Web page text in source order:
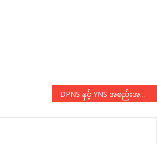
DPNS နှင့် YNS အစည်းအဝေးကျင်းပ